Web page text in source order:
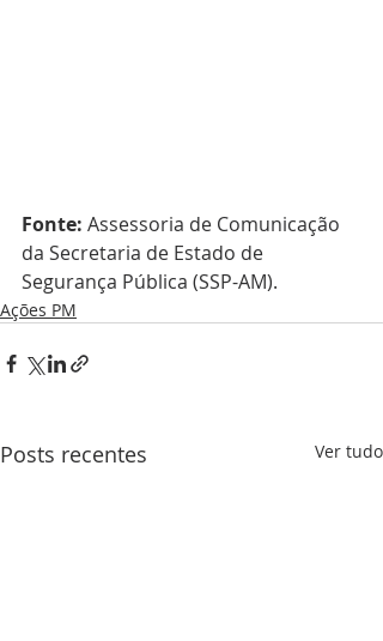
Fonte: Assessoria de Comunicação
da Secretaria de Estado de
Segurança Pública (SSP-AM).
Ações PM
Posts recentes Ver tudo